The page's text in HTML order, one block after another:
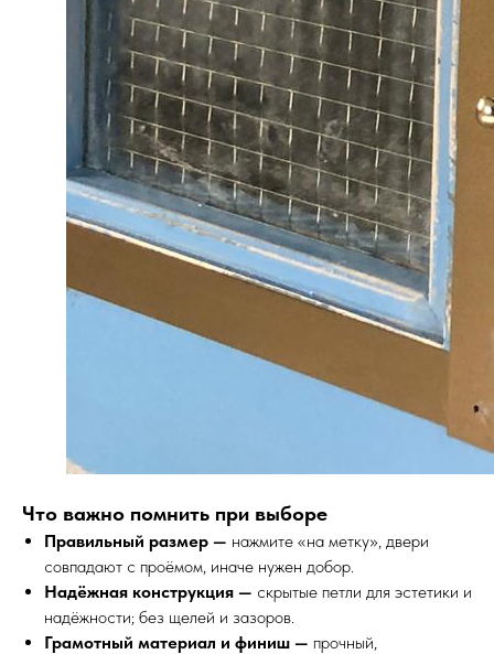
Что важно помнить при выборе
Правильный размер — нажмите «на метку», двери
совпадают с проёмом, иначе нужен добор.
Надёжная конструкция — скрытые петли для эстетики и
надёжности; без щелей и зазоров.
Грамотный материал и финиш — прочный,
© 2015-2026 Все права защищены. Не является офертой,
окончательные цены указываются в счете-спецификации.
• Договор публичной оферты
• Политика обработки персональных данных
• Согласие на обработку персональных данных
ИНН 772071865424
Купить межкомнатные распашные двери, входные двери, амбарные
двери, раздвижные двери, подвесные двери, интерьерные картины,
стеновые панели, лофт мебель с доставкой во все города России:
Москва, Санкт-Петербург, Екатеринбург, Новосибирск, Нижний
Новгород, Самара, Сургут, Казань, Омск, Челябинск, Ростов-на-
Дону, Уфа, Волгоград, Пермь, Красноярск, Воронеж, Краснодар,
Пенза, Рязань, Саратов, Тольятти, Волгоград, Астрахань,
Владивосток, Ярославль, Ульяновск, Барнаул, Иркутск, Тюмень,
Хабаровск, Новокузнецк, Оренбург, Кемерово, Ижевск, Томск,
Набережные Челны, Липецк Казахстан, Алматы, Астана, Павлодар,
• Карта сайта